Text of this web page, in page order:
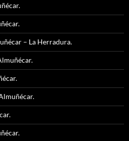
– La Herradura.